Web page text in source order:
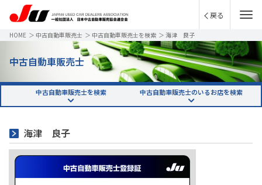
戻る
HOME ＞ 中古自動車販売士 ＞ 中古自動車販売士を検索 ＞ 海津 良子
中古自動車販売士
中古自動車販売士を検索 中古自動車販売士のいるお店を検索
海津 良子